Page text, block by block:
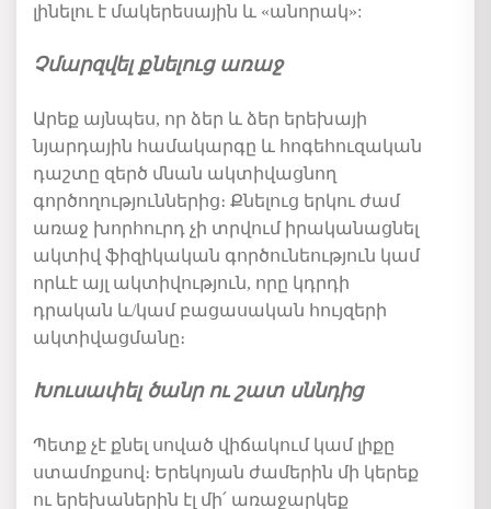
լինելու է մակերեսային և «անորակ»:
Չմարզվել քնելուց առաջ
Արեք այնպես, որ ձեր և ձեր երեխայի
նյարդային համակարգը և հոգեհուզական
դաշտը զերծ մնան ակտիվացնող
գործողություններից։ Քնելուց երկու ժամ
առաջ խորհուրդ չի տրվում իրականացնել
ակտիվ ֆիզիկական գործունեություն կամ
որևէ այլ ակտիվություն, որը կդրդի
դրական և/կամ բացասական հույզերի
ակտիվացմանը։
Խուսափել ծանր ու շատ սննդից
Պետք չէ քնել սոված վիճակում կամ լիքը
ստամոքսով։ Երեկոյան ժամերին մի կերեք
ու երեխաներին էլ մի՛ առաջարկեք